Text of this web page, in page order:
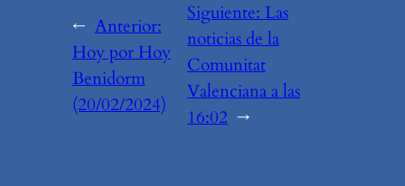
← Anterior:
Hoy por Hoy
Benidorm
(20/02/2024)
Siguiente: Las
noticias de la
Comunitat
Valenciana a las
16:02 →